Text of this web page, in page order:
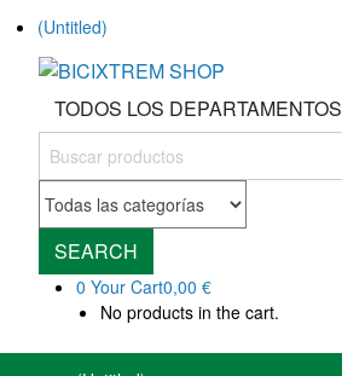
(Untitled)
TODOS LOS DEPARTAMENTOS
SEARCH
0 Your Cart0,00 €
No products in the cart.